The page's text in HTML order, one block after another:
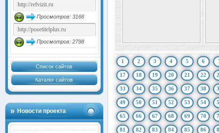
Просмотров: 3166
Просмотров: 2798
Список сайтов
Каталог сайтов
Новости проекта
1 2 3 4 5 6
17 18 19 20 21 22
33 34 35 36 37 38
49 50 51 52 53 54
65 66 67 68 69 70
81 82 83 84 85 86